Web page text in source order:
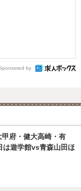
by
甲府・健大高崎・有
は遊学館vs青森山田ほ